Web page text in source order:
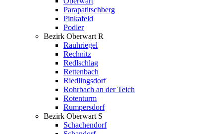
Parapatitschberg
Pinkafeld
Podler
Bezirk Oberwart R
Rauhriegel
Rechnitz
Redlschlag
Rettenbach
Riedlingsdorf
Rohrbach an der Teich
Rotenturm
Rumpersdorf
Bezirk Oberwart S
Schachendorf